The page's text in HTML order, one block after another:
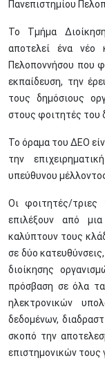
Πανεπιστημίου
Το Τμήμα
αποτελεί ένα νέο
Πελοποννήσου που
εκπαίδευση, την
τους δημόσιους
στους φοιτητές του
Το όραμα του ΔΕΟ
την
υπεύθυνου
Οι φοιτητές/
επιλέξουν από
καλύπτουν τους
σε δύο
διοίκησης
πρόσβαση σε όλα
ηλεκτρονικών
δεδομένων,
σκοπό την
επιστημονικών τους